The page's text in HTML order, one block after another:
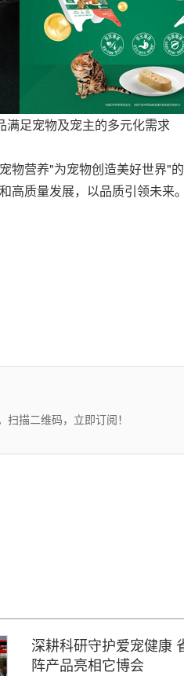
满足宠物及宠主的多元化需求
营养"为宠物创造美好世界"
质量发展，以品质引领未来。
描二维码，立即订阅！
深耕科研守护爱宠健康
阵产品亮相它博会